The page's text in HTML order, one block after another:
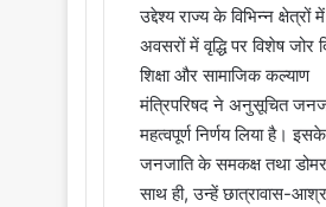
उद्देश्य राज्य के विभिन्न
अवसरों में वृद्धि पर विशेष जोर
शिक्षा और सामाजिक कल्याण
मंत्रिपरिषद ने अनुसूचित
महत्वपूर्ण निर्णय लिया है।
जनजाति के समकक्ष तथा
साथ ही, उन्हें छात्रावास-